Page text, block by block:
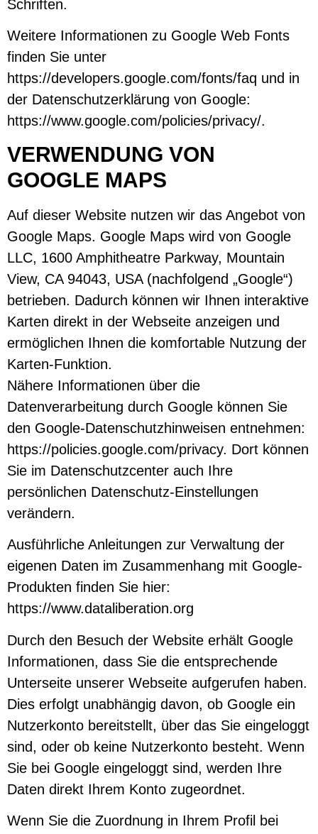
Schriften.
Weitere Informationen zu Google Web Fonts
finden Sie unter
https://developers.google.com/fonts/faq und in
der Datenschutzerklärung von Google:
https://www.google.com/policies/privacy/.
VERWENDUNG VON
GOOGLE MAPS
Auf dieser Website nutzen wir das Angebot von
Google Maps. Google Maps wird von Google
LLC, 1600 Amphitheatre Parkway, Mountain
View, CA 94043, USA (nachfolgend „Google“)
betrieben. Dadurch können wir Ihnen interaktive
Karten direkt in der Webseite anzeigen und
ermöglichen Ihnen die komfortable Nutzung der
Karten-Funktion.
Nähere Informationen über die
Datenverarbeitung durch Google können Sie
den Google-Datenschutzhinweisen entnehmen:
https://policies.google.com/privacy. Dort können
Sie im Datenschutzcenter auch Ihre
persönlichen Datenschutz-Einstellungen
verändern.
Ausführliche Anleitungen zur Verwaltung der
eigenen Daten im Zusammenhang mit Google-
Produkten finden Sie hier:
https://www.dataliberation.org
Durch den Besuch der Website erhält Google
Informationen, dass Sie die entsprechende
Unterseite unserer Webseite aufgerufen haben.
Dies erfolgt unabhängig davon, ob Google ein
Nutzerkonto bereitstellt, über das Sie eingeloggt
sind, oder ob keine Nutzerkonto besteht. Wenn
Sie bei Google eingeloggt sind, werden Ihre
Daten direkt Ihrem Konto zugeordnet.
Wenn Sie die Zuordnung in Ihrem Profil bei